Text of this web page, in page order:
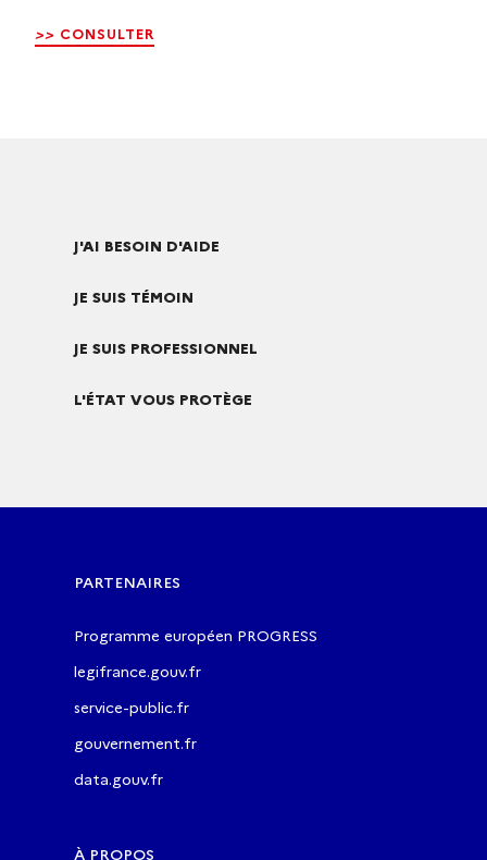
>> CONSULTER
J'AI BESOIN D'AIDE
JE SUIS TÉMOIN
JE SUIS PROFESSIONNEL
L'ÉTAT VOUS PROTÈGE
PARTENAIRES
Programme européen PROGRESS
legifrance.gouv.fr
service-public.fr
gouvernement.fr
data.gouv.fr
À PROPOS